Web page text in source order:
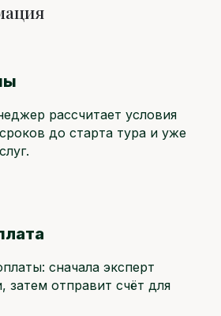
рассчитает условия
до старта тура и уже
сначала эксперт
затем отправит счёт для